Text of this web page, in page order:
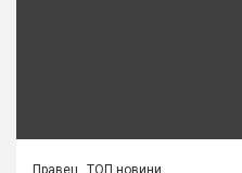
Правец ТОП новини